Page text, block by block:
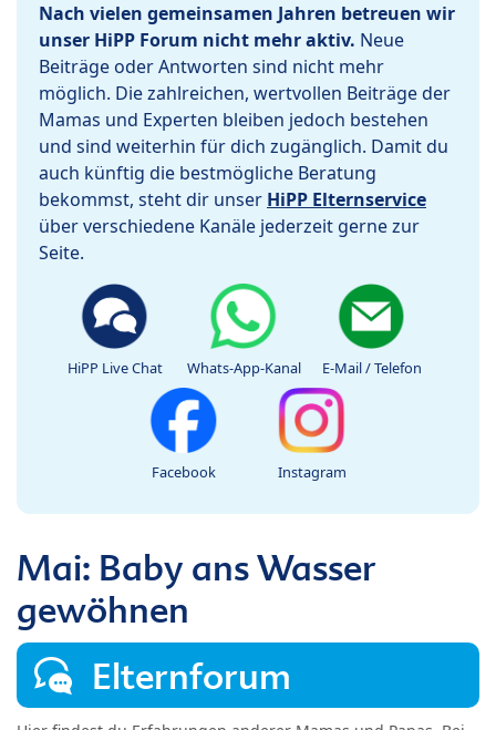
Nach vielen gemeinsamen Jahren betreuen wir
unser HiPP Forum nicht mehr aktiv. Neue
Beiträge oder Antworten sind nicht mehr
möglich. Die zahlreichen, wertvollen Beiträge der
Mamas und Experten bleiben jedoch bestehen
und sind weiterhin für dich zugänglich. Damit du
auch künftig die bestmögliche Beratung
bekommst, steht dir unser HiPP Elternservice
über verschiedene Kanäle jederzeit gerne zur
Seite.
HiPP Live Chat Whats-App-Kanal E-Mail / Telefon
Facebook Instagram
Mai: Baby ans Wasser
gewöhnen
Elternforum